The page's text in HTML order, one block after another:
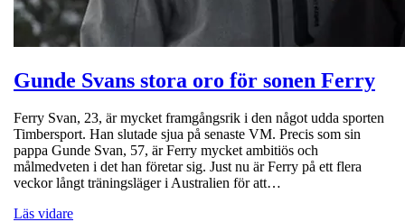
Gunde Svans stora oro för sonen Ferry
Ferry Svan, 23, är mycket framgångsrik i den något udda sporten
Timbersport. Han slutade sjua på senaste VM. Precis som sin
pappa Gunde Svan, 57, är Ferry mycket ambitiös och
målmedveten i det han företar sig. Just nu är Ferry på ett flera
veckor långt träningsläger i Australien för att…
Läs vidare